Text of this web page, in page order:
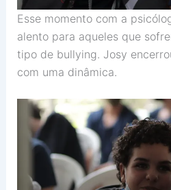
Esse momento com a
alento para aqueles que
tipo de bullying. Josy
com uma dinâmica.